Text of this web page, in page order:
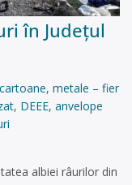
în Județul
, metale – fier
, DEEE, anvelope
albiei râurilor din